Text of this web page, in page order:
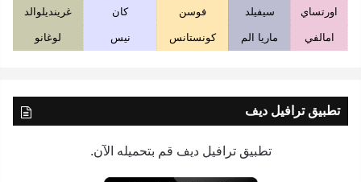
اورتساي سيفيلد فوسن كان غرينديلوالد
امالفي ماريا الم كونستانس نيس لوغانو
تطبيق ترافيل ديف
تطبيق ترافيل ديف قم بتحميله الآن.